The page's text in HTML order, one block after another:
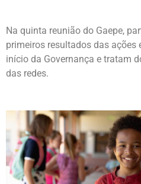
Na quinta reunião do Gaepe,
primeiros resultados das
início da Governança e tratam
das redes.